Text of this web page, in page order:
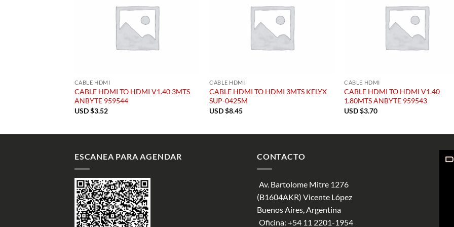
CABLE HDMI
CABLE HDMI TO HDMI V1.40 3MTS
ANBYTE 959544
USD $3.52
CABLE HDMI
CABLE HDMI TO HDMI 3MTS KELYX
SUP-0425M
USD $8.45
CABLE HDMI
CABLE HDMI TO HDMI V1.40
1.80MTS ANBYTE 959543
USD $3.70
ESCANEA PARA AGENDAR CONTACTO
Av. Bartolome Mitre 1276
(B1604AKR) Vicente López
Buenos Aires, Argentina
Oficina: +54 11 2201-1954